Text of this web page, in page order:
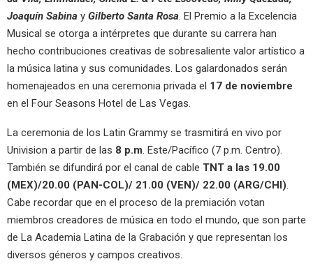
Joaquín Sabina y Gilberto Santa Rosa. El Premio a la Excelencia
Musical se otorga a intérpretes que durante su carrera han
hecho contribuciones creativas de sobresaliente valor artístico a
la música latina y sus comunidades. Los galardonados serán
homenajeados en una ceremonia privada el 17 de noviembre
en el Four Seasons Hotel de Las Vegas.
La ceremonia de los Latin Grammy se trasmitirá en vivo por
Univision a partir de las 8 p.m. Este/Pacífico (7 p.m. Centro).
También se difundirá por el canal de cable TNT a las 19.00
(MEX)/20.00 (PAN-COL)/ 21.00 (VEN)/ 22.00 (ARG/CHI).
Cabe recordar que en el proceso de la premiación votan
miembros creadores de música en todo el mundo, que son parte
de La Academia Latina de la Grabación y que representan los
diversos géneros y campos creativos.